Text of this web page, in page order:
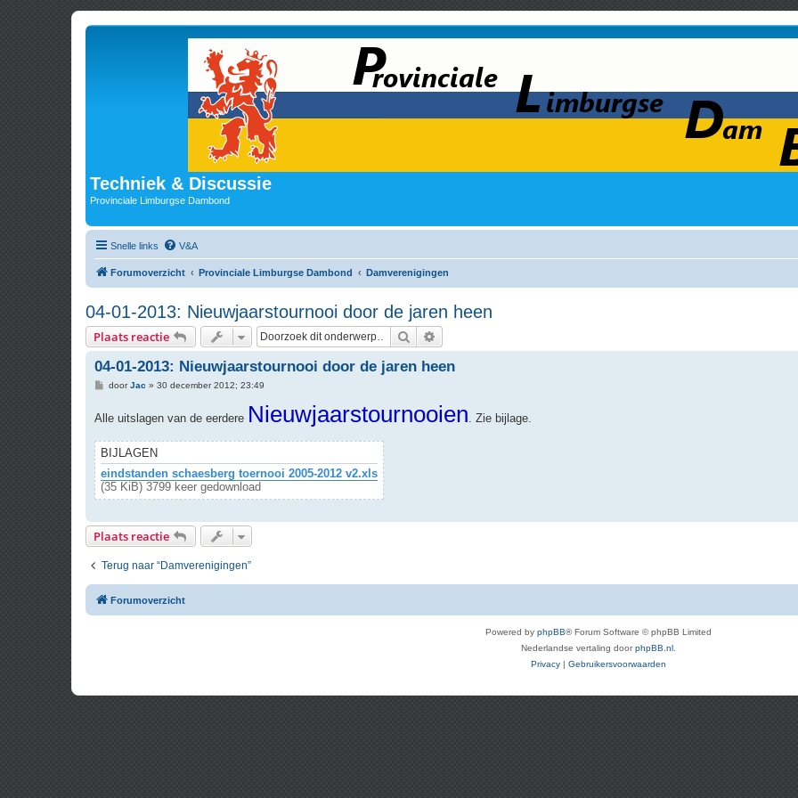
Techniek & Discussie
Provinciale Limburgse Dambond
Snelle links V&A
Forumoverzicht Provinciale Limburgse Dambond Damverenigingen
04-01-2013: Nieuwjaarstournooi door de jaren heen
Plaats reactie Zoek
04-01-2013: Nieuwjaarstournooi door de jaren heen
B
i
t
doorJac » 30 december 2012; 23:49
Alle uitslagen van de eerdere Nieuwjaarstournooien . Zie bijlage.
BIJLAGEN
eindstanden schaesberg toernooi 2005-2012 v2.xls
(35 KiB) 3799 keer gedownload
Plaats reactie
Terug naar “Damverenigingen”
Forumoverzicht
Powered by phpBB® Forum Software © phpBB Limited
Nederlandse vertaling doorphpBB.nl
Privacy | Gebruikersvoorwaarden